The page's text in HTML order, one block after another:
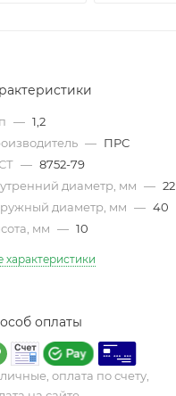
— 1,2
— ПРС
— 8752-79
диаметр, мм — 22
диаметр, мм — 40
мм — 10
характеристики
оплаты
оплата по счету,